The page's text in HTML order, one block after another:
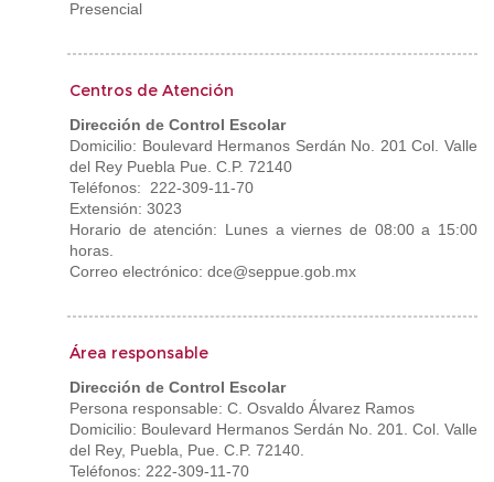
Presencial
Centros de Atención
Dirección de Control Escolar
Domicilio: Boulevard Hermanos Serdán No. 201 Col. Valle
del Rey Puebla Pue. C.P. 72140
Teléfonos: 222-309-11-70
Extensión: 3023
Horario de atención: Lunes a viernes de 08:00 a 15:00
horas.
Correo electrónico: dce@seppue.gob.mx
Área responsable
Dirección de Control Escolar
Persona responsable: C. Osvaldo Álvarez Ramos
Domicilio: Boulevard Hermanos Serdán No. 201. Col. Valle
del Rey, Puebla, Pue. C.P. 72140.
Teléfonos: 222-309-11-70